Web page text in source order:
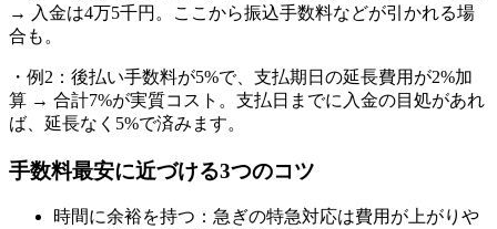
→ 入金は4万5千円。ここから振込手数料などが引かれる場
合も。
・例2：後払い手数料が5%で、支払期日の延長費用が2%加
算 → 合計7%が実質コスト。支払日までに入金の目処があれ
ば、延長なく5%で済みます。
手数料最安に近づける3つのコツ
時間に余裕を持つ：急ぎの特急対応は費用が上がりや